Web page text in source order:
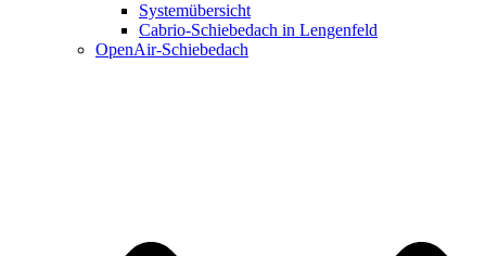
Systemübersicht
Cabrio-Schiebedach in Lengenfeld
OpenAir-Schiebedach